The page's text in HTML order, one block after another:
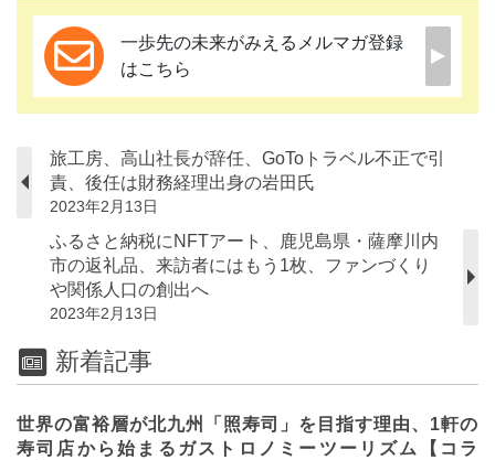
一歩先の未来がみえるメルマガ登録
はこちら
旅工房、高山社長が辞任、GoToトラベル不正で引
責、後任は財務経理出身の岩田氏
2023年2月13日
ふるさと納税にNFTアート、鹿児島県・薩摩川内
市の返礼品、来訪者にはもう1枚、ファンづくり
や関係人口の創出へ
2023年2月13日
新着記事
世界の富裕層が北九州「照寿司」を目指す理由、1軒の
寿司店から始まるガストロノミーツーリズム【コラ